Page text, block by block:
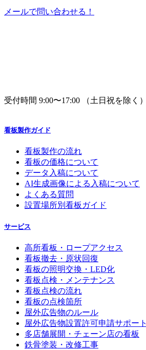
メールで問い合わせる！
受付時間 9:00〜17:00 （土日祝を除く）
看板製作ガイド
看板製作の流れ
看板の価格について
データ入稿について
AI生成画像による入稿について
よくある質問
設置場所別看板ガイド
サービス
高所看板・ロープアクセス
看板撤去・原状回復
看板の照明交換・LED化
看板点検・メンテナンス
看板点検の流れ
看板の点検箇所
屋外広告物のルール
屋外広告物設置許可申請サポート
多店舗展開・チェーン店の看板
鉄骨塗装・改修工事